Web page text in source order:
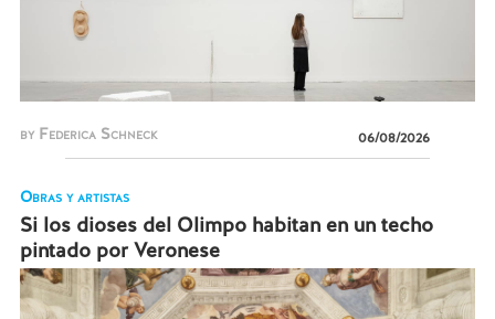
by Federica Schneck 06/08/2026
Obras y artistas
Si los dioses del Olimpo habitan en un techo
pintado por Veronese